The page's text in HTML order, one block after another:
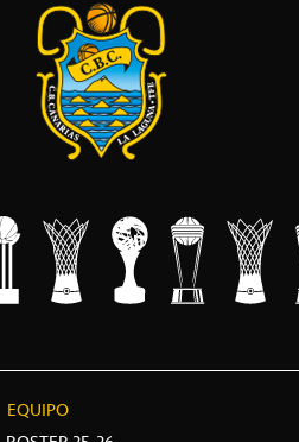
EQUIPO